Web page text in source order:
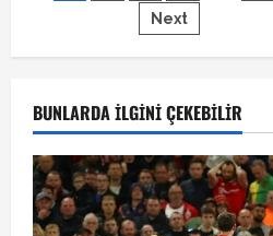
sayfalaması
Next
BUNLARDA İLGINI ÇEKEBILIR